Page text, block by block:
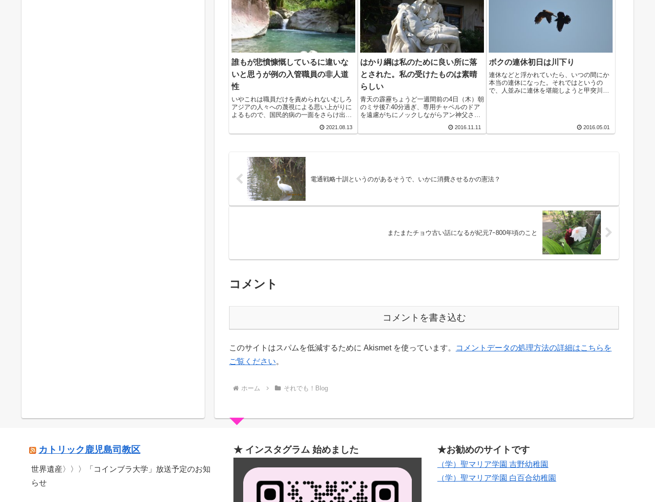
誰もが悲憤慷慨しているに違いな
いと思うが例の入管職員の非人道
性
いやこれは職員だけを責められないむしろ
アジアの人々への蔑視による思い上がりに
よるもので、国民的病の一面をさらけ出し
前の話になるが、一人で台湾を訪れたとき
2021.08.13
はかり綱は私のために良い所に落
とされた。私の受けたものは素晴
らしい
青天の霹靂ちょうど一週間前の4日（木）朝
のミサ後7:40分過ぎ、専用チャペルのドア
を遠慮がちにノックしながらアン神父さん
られました。」青天の霹靂とはこのこと
2016.11.11
ボクの連休初日は川下り
連休などと浮かれていたら、いつの間にか
本当の連休になった。それではというの
で、人並みに連休を堪能しようと甲突川下
2016.05.01
電通戦略十訓というのがあるそうで、いかに消費させるかの憲法？
またまたチョウ古い話になるが紀元7ｰ800年頃のこと
コメント
コメントを書き込む
このサイトはスパムを低減するために Akismet を使っています。
コメントデータの処理方法の詳細はこちらを
ご覧ください。
ホーム それでも！Blog
カトリック鹿児島司教区
世界遺産〉〉〉「コインブラ大学」放送予定のお知
らせ
★ インスタグラム 始めました ★お勧めのサイトです
（学）聖マリア学園 吉野幼稚園
（学）聖マリア学園 白百合幼稚園